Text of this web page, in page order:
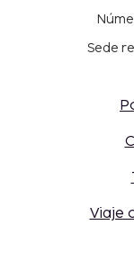
Sede
Viaje